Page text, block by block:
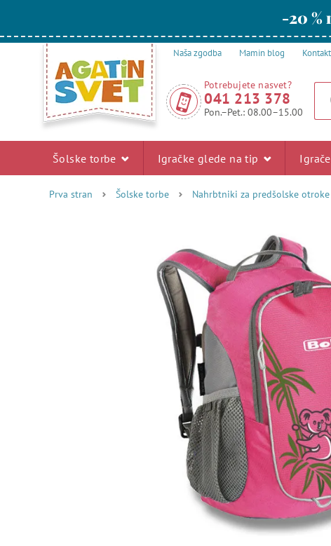
-20 %
Naša zgodba Mamin blog
Potrebujete nasvet?
041 213 378
Pon.–Pet.: 08.00–15.00
Šolske torbe Igračke glede na tip
Prva stran Šolske torbe Nahrbtniki za predšolske otroke